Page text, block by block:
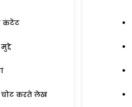
कंटेंट
करते लेख